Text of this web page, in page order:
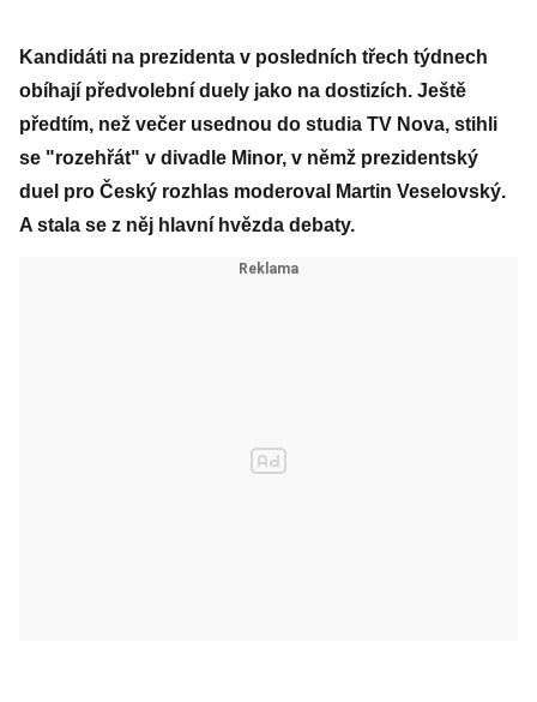
Kandidáti na prezidenta v posledních třech týdnech
obíhají předvolební duely jako na dostizích. Ještě
předtím, než večer usednou do studia TV Nova, stihli
se "rozehřát" v divadle Minor, v němž prezidentský
duel pro Český rozhlas moderoval Martin Veselovský.
A stala se z něj hlavní hvězda debaty.